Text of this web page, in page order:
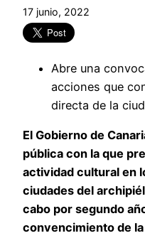
17 junio, 2022
Abre una
acciones que
directa de la
El Gobierno de
pública con la que
actividad cultural en
ciudades del
cabo por segundo
convencimiento de